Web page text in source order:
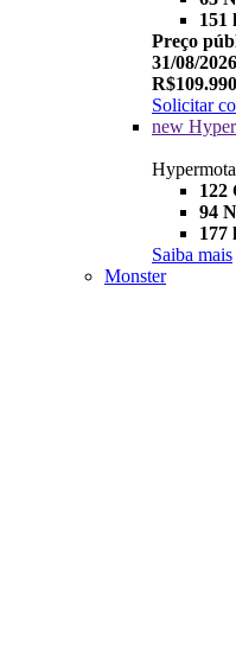
151
Preço
31/08/
Solicitar
new
122
94
177
Saiba mais
Monster